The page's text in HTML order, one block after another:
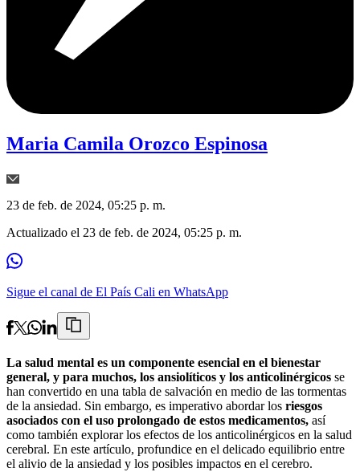
Maria Camila Orozco Espinosa
23 de feb. de 2024, 05:25 p. m.
Actualizado el 23 de feb. de 2024, 05:25 p. m.
Sigue el canal de El País Cali en WhatsApp
La salud mental es un componente esencial en el bienestar
general, y para muchos, los ansiolíticos y los anticolinérgicos se
han convertido en una tabla de salvación en medio de las tormentas
de la ansiedad. Sin embargo, es imperativo abordar los riesgos
asociados con el uso prolongado de estos medicamentos, así
como también explorar los efectos de los anticolinérgicos en la salud
cerebral. En este artículo, profundice en el delicado equilibrio entre
el alivio de la ansiedad y los posibles impactos en el cerebro.